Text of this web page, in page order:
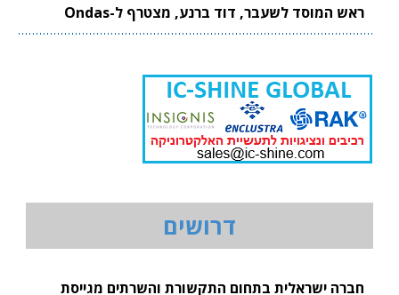
ראש המוסד לשעבר, דוד ברנע, מצטרף ל-Ondas
דרושים
חברה ישראלית בתחום התקשורת והשרתים מגייסת